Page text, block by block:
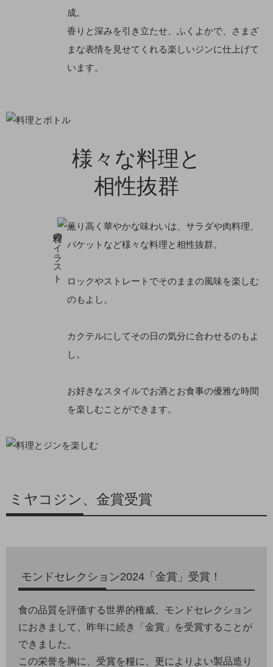
成。
香りと深みを引き立たせ、ふくよかで、さまざ
まな表情を見せてくれる楽しいジンに仕上げて
います。
様々な料理と
相性抜群
薫り高く華やかな味わいは、サラダや肉料理、
バケットなど様々な料理と相性抜群。
ロックやストレートでそのままの風味を楽しむ
のもよし。
カクテルにしてその日の気分に合わせるのもよ
し。
お好きなスタイルでお酒とお食事の優雅な時間
を楽しむことができます。
ミヤコジン、金賞受賞
モンドセレクション2024「金賞」受賞！
食の品質を評価する世界的権威、モンドセレクション
におきまして、昨年に続き「金賞」を受賞することが
できました。
この栄誉を胸に、受賞を糧に、更によりよい製品造り